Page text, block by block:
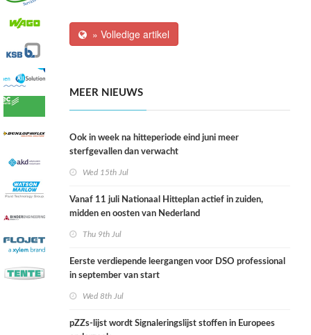
» Volledige artikel
MEER NIEUWS
Ook in week na hitteperiode eind juni meer
sterfgevallen dan verwacht
Wed 15th Jul
Vanaf 11 juli Nationaal Hitteplan actief in zuiden,
midden en oosten van Nederland
Thu 9th Jul
Eerste verdiepende leergangen voor DSO professional
in september van start
Wed 8th Jul
pZZs-lijst wordt Signaleringslijst stoffen in Europees